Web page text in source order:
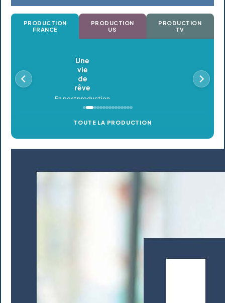
PRODUCTION
FRANCE
PRODUCTION
US
PRODUCTION
TV
Oldeupe
En postproduction
TOUTE LA PRODUCTION